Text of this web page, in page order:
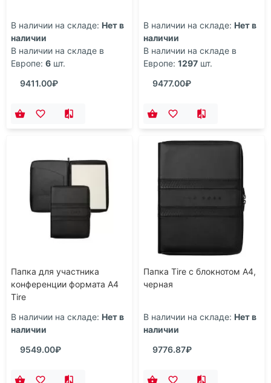
В наличии на складе: Нет в
наличии
В наличии на складе в
Европе: 6 шт.
9411.00₽
В наличии на складе: Нет в
наличии
В наличии на складе в
Европе: 1297 шт.
9477.00₽
Папка для участника
конференции формата А4
Tire
В наличии на складе: Нет в
наличии
9549.00₽
Папка Tire с блокнотом А4,
черная
В наличии на складе: Нет в
наличии
9776.87₽